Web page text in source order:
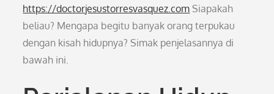
https://doctorjesustorresvasquez.com Siapakah
beliau? Mengapa begitu banyak orang terpukau
dengan kisah hidupnya? Simak penjelasannya di
bawah ini.